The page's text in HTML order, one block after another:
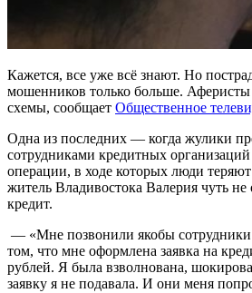
Кажется, все уже всё знают. Но
мошенников только больше.
схемы, сообщает Общественное
Одна из последних — когда жулики
сотрудниками кредитных
операции, в ходе которых люди
житель Владивостока Валерия чуть
кредит.
— «Мне позвонили якобы
том, что мне оформлена заявка на
рублей. Я была взволнована,
заявку я не подавала. И они меня